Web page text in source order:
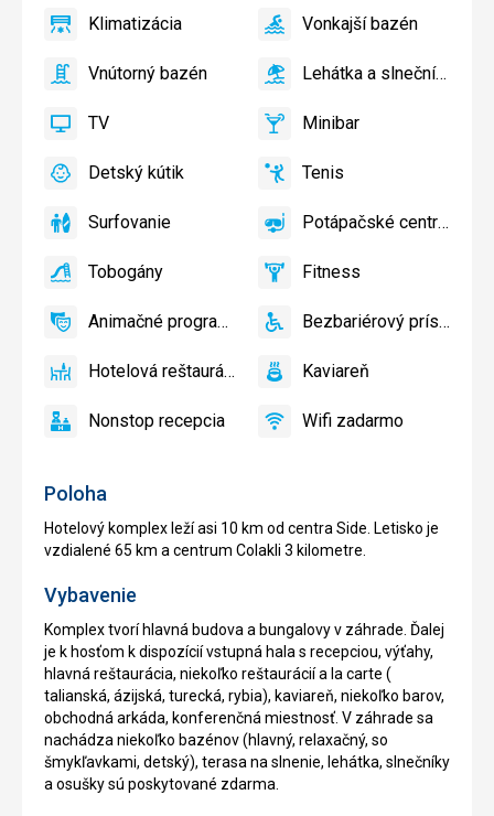
Poloha
Hotelový komplex leží asi 10 km od centra Side. Letisko je
vzdialené 65 km a centrum Colakli 3 kilometre.
Vybavenie
Komplex tvorí hlavná budova a bungalovy v záhrade. Ďalej
je k hosťom k dispozícií vstupná hala s recepciou, výťahy,
hlavná reštaurácia, niekoľko reštaurácií a la carte (
talianská, ázijská, turecká, rybia), kaviareň, niekoľko barov,
obchodná arkáda, konferenčná miestnosť. V záhrade sa
nachádza niekoľko bazénov (hlavný, relaxačný, so
šmykľavkami, detský), terasa na slnenie, lehátka, slnečníky
a osušky sú poskytované zdarma.
Klimatizácia
Klimatizácia
áno
VonkajšíVonkajší bazén
áno
Vnútorný
Vnútorný bazén
áno
Lehátka
slnečníky
bazéne
Lehátka
a
slnečníky
na
zadarmo
Lehátka a slnečníky pri bazéne zadarmo
áno
TV TV
áno
Minibar,Minibar
áno
Detský
Detské
Detský
Detský kútik
áno
Tenis,Tenis
áno
Surfovanie
Surfovanie
áno
Potápačské
Potápačské centrum
áno
Tobogány
Tobogány
áno FitnessFitness
áno
Animačné
Animačné programy
áno
Bezbariérový
Bezbariérový prístup
áno
Hotelová
Hotelová reštaurácia
áno KaviareňKaviareň
áno
NonstopNonstop recepcia
áno
Wifi
Wifi zadarmo
áno